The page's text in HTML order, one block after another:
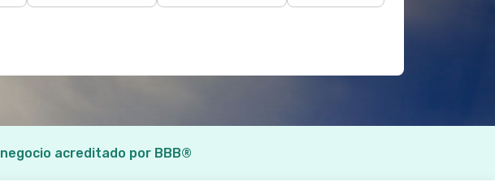
negocio acreditado por BBB®